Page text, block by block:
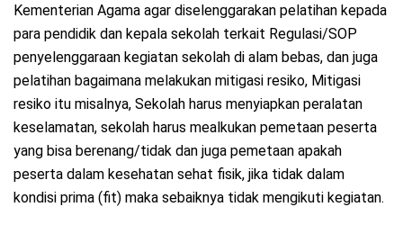
Kementerian Agama agar diselenggarakan pelatihan kepada
para pendidik dan kepala sekolah terkait Regulasi/SOP
penyelenggaraan kegiatan sekolah di alam bebas, dan juga
pelatihan bagaimana melakukan mitigasi resiko, Mitigasi
resiko itu misalnya, Sekolah harus menyiapkan peralatan
keselamatan, sekolah harus mealkukan pemetaan peserta
yang bisa berenang/tidak dan juga pemetaan apakah
peserta dalam kesehatan sehat fisik, jika tidak dalam
kondisi prima (fit) maka sebaiknya tidak mengikuti kegiatan.